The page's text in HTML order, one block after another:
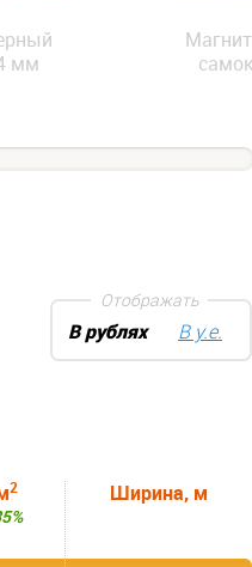
мм
В рублях В у.е.
Отображать
2 Ширина, м